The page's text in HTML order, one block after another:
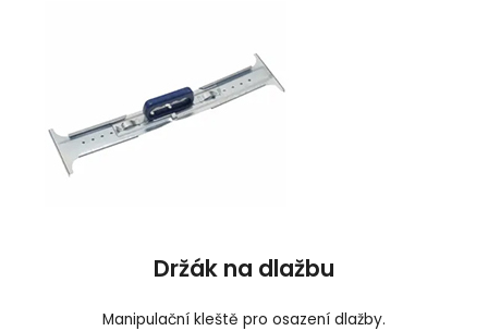
Držák na dlažbu
Manipulační kleště pro osazení dlažby.